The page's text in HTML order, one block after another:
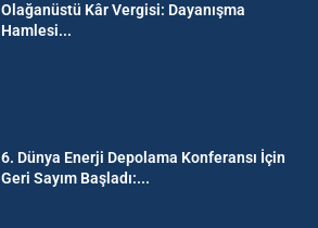
Olağanüstü Kâr Vergisi: Dayanışma
Hamlesi...
6. Dünya Enerji Depolama Konferansı İçin
Geri Sayım Başladı:...